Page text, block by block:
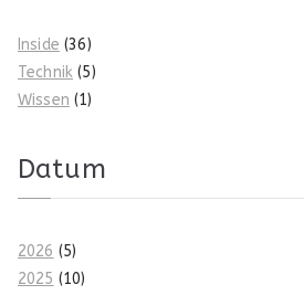
Inside (36)
Technik (5)
Wissen (1)
Datum
2026 (5)
2025 (10)